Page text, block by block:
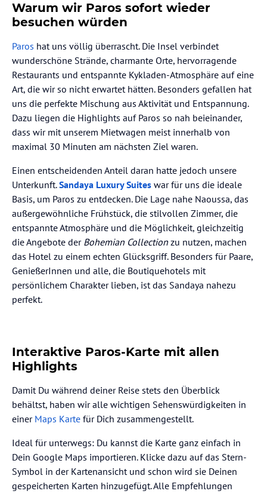
Warum wir Paros sofort wieder
besuchen würden
Paros hat uns völlig überrascht. Die Insel verbindet
wunderschöne Strände, charmante Orte, hervorragende
Restaurants und entspannte Kykladen-Atmosphäre auf eine
Art, die wir so nicht erwartet hätten. Besonders gefallen hat
uns die perfekte Mischung aus Aktivität und Entspannung.
Dazu liegen die Highlights auf Paros so nah beieinander,
dass wir mit unserem Mietwagen meist innerhalb von
maximal 30 Minuten am nächsten Ziel waren.
Einen entscheidenden Anteil daran hatte jedoch unsere
Unterkunft.Sandaya Luxury Suites war für uns die ideale
Basis, um Paros zu entdecken. Die Lage nahe Naoussa, das
außergewöhnliche Frühstück, die stilvollen Zimmer, die
entspannte Atmosphäre und die Möglichkeit, gleichzeitig
die Angebote der Bohemian Collection zu nutzen, machen
das Hotel zu einem echten Glücksgriff. Besonders für Paare,
GenießerInnen und alle, die Boutiquehotels mit
persönlichem Charakter lieben, ist das Sandaya nahezu
perfekt.
Interaktive Paros-Karte mit allen
Highlights
Damit Du während deiner Reise stets den Überblick
behältst, haben wir alle wichtigen Sehenswürdigkeiten in
einer Maps Karte für Dich zusammengestellt.
Ideal für unterwegs: Du kannst die Karte ganz einfach in
Dein Google Maps importieren. Klicke dazu auf das Stern-
Symbol in der Kartenansicht und schon wird sie Deinen
gespeicherten Karten hinzugefügt. Alle Empfehlungen